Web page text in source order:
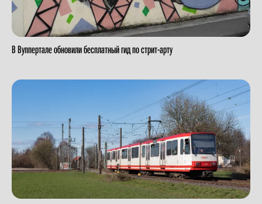
В Вуппертале обновили бесплатный гид по стрит-арту